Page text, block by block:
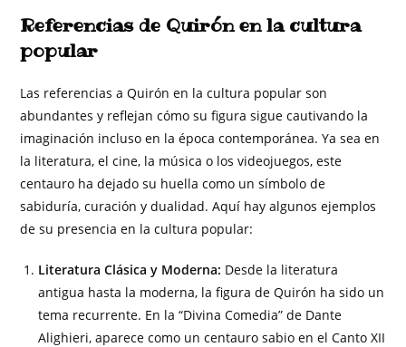
Referencias de Quirón en la cultura
popular
Las referencias a Quirón en la cultura popular son
abundantes y reflejan cómo su figura sigue cautivando la
imaginación incluso en la época contemporánea. Ya sea en
la literatura, el cine, la música o los videojuegos, este
centauro ha dejado su huella como un símbolo de
sabiduría, curación y dualidad. Aquí hay algunos ejemplos
de su presencia en la cultura popular:
Literatura Clásica y Moderna: Desde la literatura
antigua hasta la moderna, la figura de Quirón ha sido un
tema recurrente. En la “Divina Comedia” de Dante
Alighieri, aparece como un centauro sabio en el Canto XII